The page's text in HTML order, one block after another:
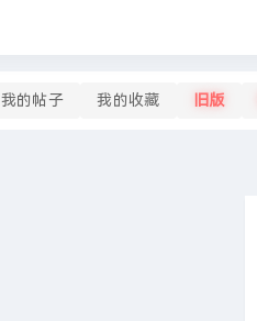
我的帖子 我的收藏 旧版